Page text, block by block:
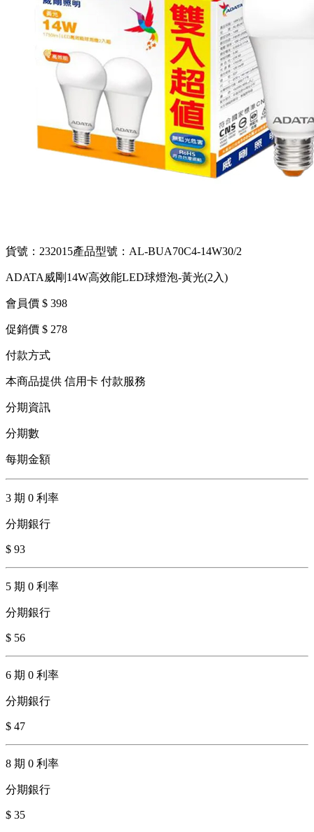
貨號：232015產品型號：AL-BUA70C4-14W30/2
ADATA威剛14W高效能LED球燈泡-黃光(2入)
會員價 $ 398
促銷價 $ 278
付款方式
本商品提供 信用卡 付款服務
分期資訊
分期數
每期金額
3 期 0 利率
分期銀行
$ 93
5 期 0 利率
分期銀行
$ 56
6 期 0 利率
分期銀行
$ 47
8 期 0 利率
分期銀行
$ 35